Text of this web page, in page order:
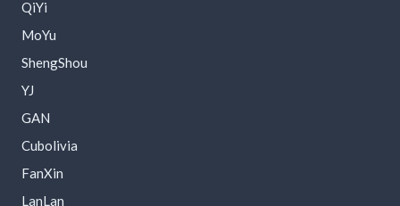
QiYi
MoYu
ShengShou
YJ
GAN
Cubolivia
FanXin
LanLan